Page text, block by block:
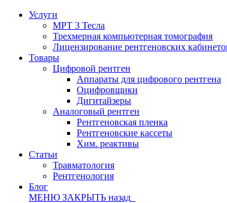
Услуги
МРТ 3 Тесла
Трехмерная компьютерная томография
Лицензирование рентгеновских
Товары
Цифровой рентген
Аппараты для цифрового рентгена
Оцифровщики
Дигитайзеры
Аналоговый рентген
Рентгеновская пленка
Рентгеновские кассеты
Хим. реактивы
Статьи
Травматология
Рентгенология
Блог
МЕНЮ ЗАКРЫТЬ назад